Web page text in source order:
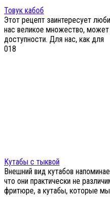
Товук кабоб
Этот рецепт заинтересует
нас великое множество,
доступности. Для нас, как для
018
Кутабы с тыквой
Внешний вид кутабов
что они практически не
фритюре, а кутабы, которые мы